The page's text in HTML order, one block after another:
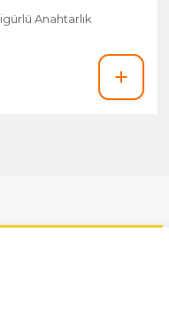
Anahtarlık